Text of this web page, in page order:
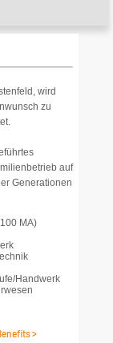
wird
zu
auf
Generationen
MA)
Handwerk
>